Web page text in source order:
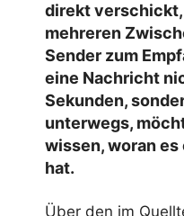
direkt verschickt,
mehreren
Sender zum
eine Nachricht
Sekunden,
unterwegs,
wissen, woran
hat.
Über den im